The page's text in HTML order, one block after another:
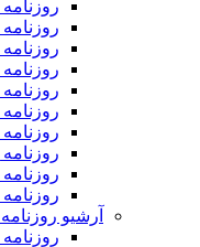
روزنامه
روزنامه
آرشیو